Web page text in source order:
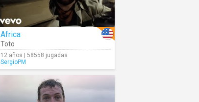
Africa
Toto
12 años | 58558 jugadas
SergioPM